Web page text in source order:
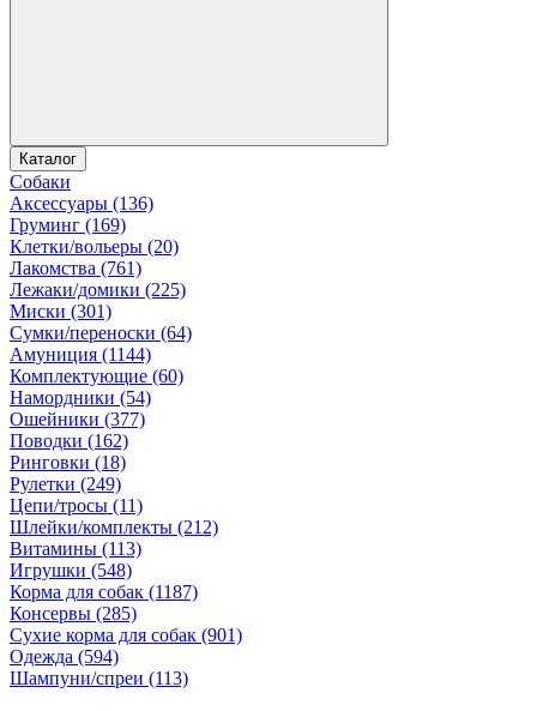
Каталог
Собаки
Аксессуары (136)
Груминг (169)
Клетки/вольеры (20)
Лакомства (761)
Лежаки/домики (225)
Миски (301)
Сумки/переноски (64)
Амуниция (1144)
Комплектующие (60)
Намордники (54)
Ошейники (377)
Поводки (162)
Ринговки (18)
Рулетки (249)
Цепи/тросы (11)
Шлейки/комплекты (212)
Витамины (113)
Игрушки (548)
Корма для собак (1187)
Консервы (285)
Сухие корма для собак (901)
Одежда (594)
Шампуни/спреи (113)